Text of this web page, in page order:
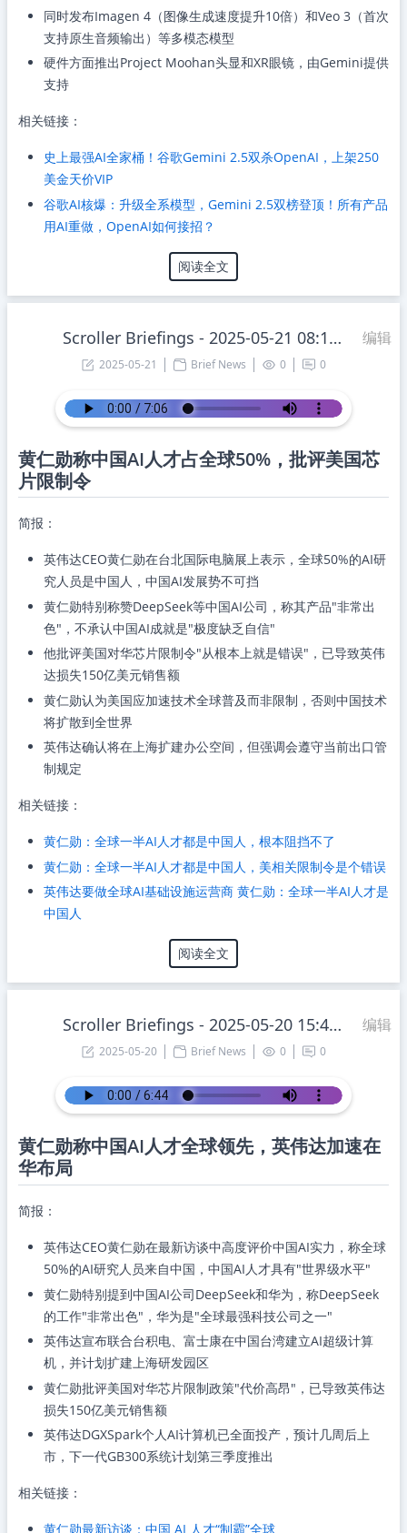
同时发布Imagen 4（图像生成速度提升10倍）和Veo 3（首次
支持原生音频输出）等多模态模型
硬件方面推出Project Moohan头显和XR眼镜，由Gemini提供
支持
相关链接：
史上最强AI全家桶！谷歌Gemini 2.5双杀OpenAI，上架250
美金天价VIP
谷歌AI核爆：升级全系模型，Gemini 2.5双榜登顶！所有产品
用AI重做，OpenAI如何接招？
阅读全文
Scroller Briefings - 2025-05-21 08:16:22 Wednesday 编辑
2025-05-21 Brief News 0 0
黄仁勋称中国AI人才占全球50%，批评美国芯
片限制令
简报：
英伟达CEO黄仁勋在台北国际电脑展上表示，全球50%的AI研
究人员是中国人，中国AI发展势不可挡
黄仁勋特别称赞DeepSeek等中国AI公司，称其产品"非常出
色"，不承认中国AI成就是"极度缺乏自信"
他批评美国对华芯片限制令"从根本上就是错误"，已导致英伟
达损失150亿美元销售额
黄仁勋认为美国应加速技术全球普及而非限制，否则中国技术
将扩散到全世界
英伟达确认将在上海扩建办公空间，但强调会遵守当前出口管
制规定
相关链接：
黄仁勋：全球一半AI人才都是中国人，根本阻挡不了
黄仁勋：全球一半AI人才都是中国人，美相关限制令是个错误
英伟达要做全球AI基础设施运营商 黄仁勋：全球一半AI人才是
中国人
阅读全文
Scroller Briefings - 2025-05-20 15:45:48 Tuesday 编辑
2025-05-20 Brief News 0 0
黄仁勋称中国AI人才全球领先，英伟达加速在
华布局
简报：
英伟达CEO黄仁勋在最新访谈中高度评价中国AI实力，称全球
50%的AI研究人员来自中国，中国AI人才具有"世界级水平"
黄仁勋特别提到中国AI公司DeepSeek和华为，称DeepSeek
的工作"非常出色"，华为是"全球最强科技公司之一"
英伟达宣布联合台积电、富士康在中国台湾建立AI超级计算
机，并计划扩建上海研发园区
黄仁勋批评美国对华芯片限制政策"代价高昂"，已导致英伟达
损失150亿美元销售额
英伟达DGXSpark个人AI计算机已全面投产，预计几周后上
市，下一代GB300系统计划第三季度推出
相关链接：
黄仁勋最新访谈：中国 AI 人才“制霸”全球